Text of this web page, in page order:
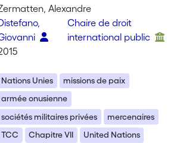
Alexandre
Chaire de droit
international public
Nations Unies
missions de paix
armée onusienne
sociétés militaires privées
mercenaires
TCC
Chapitre VII
United Nations